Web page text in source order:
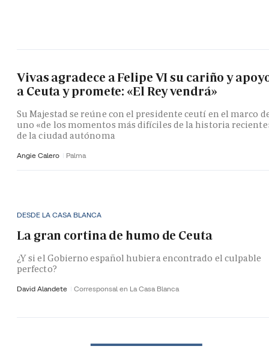
Vivas agradece a Felipe VI su cariño y
a Ceuta y promete: «El Rey vendrá»
Su Majestad se reúne con el presidente ceutí en el marco
uno «de los momentos más difíciles de la historia
de la ciudad autónoma
Angie Calero Palma
DESDE LA CASA BLANCA
La gran cortina de humo de Ceuta
¿Y si el Gobierno español hubiera encontrado el culpable
perfecto?
David Alandete Corresponsal en La Casa Blanca